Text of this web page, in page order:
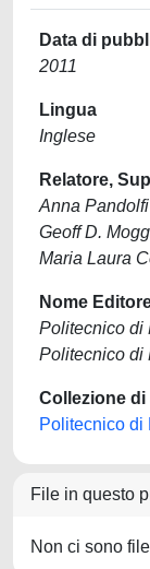
Data di
2011
Lingua
Inglese
Relatore,
Anna Pandolfi
Geoff D.
Maria Laura
Nome
Politecnico di
Politecnico di
Collezione
Politecnico di
File in questo
Non ci sono